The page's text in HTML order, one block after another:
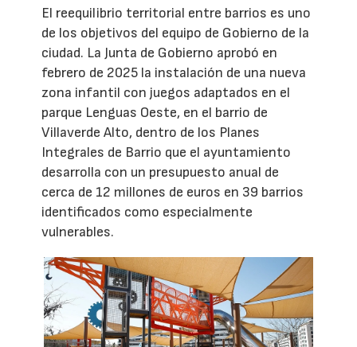
El reequilibrio territorial entre barrios es uno
de los objetivos del equipo de Gobierno de la
ciudad. La Junta de Gobierno aprobó en
febrero de 2025 la instalación de una nueva
zona infantil con juegos adaptados en el
parque Lenguas Oeste, en el barrio de
Villaverde Alto, dentro de los Planes
Integrales de Barrio que el ayuntamiento
desarrolla con un presupuesto anual de
cerca de 12 millones de euros en 39 barrios
identificados como especialmente
vulnerables.